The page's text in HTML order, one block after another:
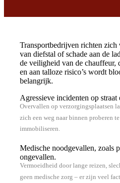
Transportbedrijven richten zich
van diefstal of schade aan de
de veiligheid van de chauffeur,
en aan talloze risico’s wordt
belangrijk.
Agressieve incidenten op
Overvallen op verzorgingsplaatsen
zich een weg naar binnen proberen
immobiliseren.
Medische noodgevallen, zoals
ongevallen.
Vermoeidheid door lange reizen,
geen medische zorg – er zijn veel